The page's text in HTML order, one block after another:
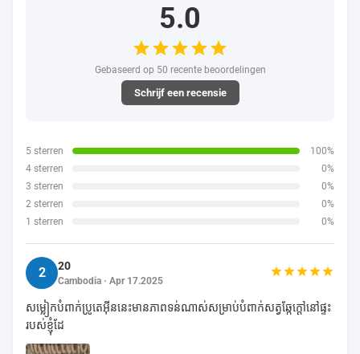
5.0
Gebaseerd op 50 recente beoordelingen
Schrijf een recensie
5 sterren
100%
4 sterren
0%
3 sterren
0%
2 sterren
0%
1 sterren
0%
2 20
Cambodia · Apr 17.2025
សម្លៀកបំពាក់ប្រូតេអ៊ីននេះមានភាពទន់ណាស់សម្រាប់បំពាក់សត្វឆ្កែក្តៅនៅផ្ទះ
របស់ខ្ញុំដែ